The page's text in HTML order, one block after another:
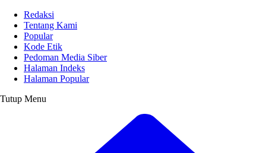
Redaksi
Tentang Kami
Popular
Kode Etik
Pedoman Media Siber
Halaman Indeks
Halaman Popular
Tutup Menu